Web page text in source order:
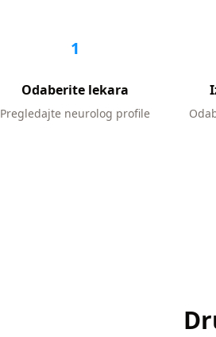
1
Odaberite lekara
Pregledajte neurolog profile